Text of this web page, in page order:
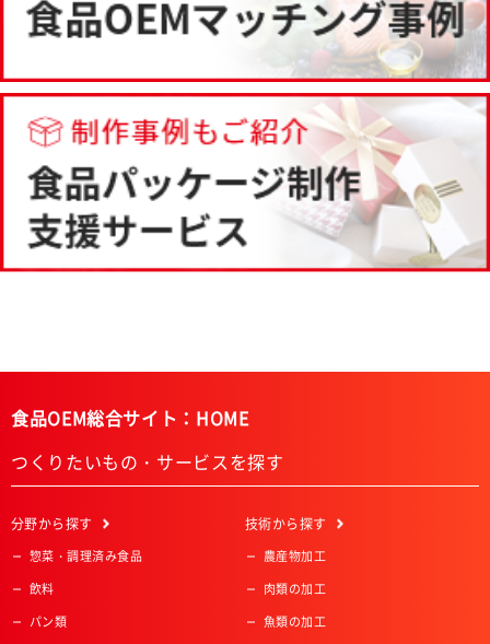
食品OEM総合サイト：HOME
つくりたいもの・サービスを探す
分野から探す
惣菜・調理済み食品
飲料
パン類
技術から探す
農産物加工
肉類の加工
魚類の加工